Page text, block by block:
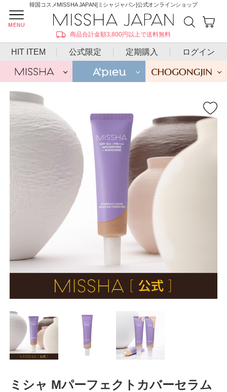
韓国コスメMISSHA JAPAN[ミシャジャパン]公式オンラインショップ
商品合計金額3,800円以上で送料無料
HIT ITEM 公式限定 定期購入 ログイン
ミシャ Mパーフェクトカバーセラム